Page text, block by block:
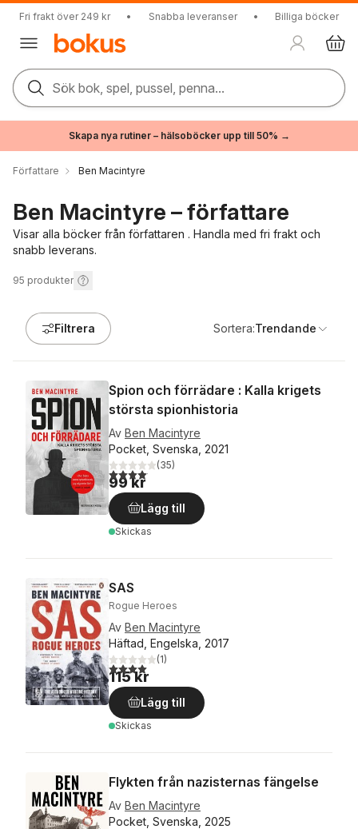
Fri frakt över 249 kr • Snabba leveranser • Billiga böcker
Sök bok, spel, pussel, penna...
Skapa nya rutiner – hälsoböcker upp till 50% →
Författare Ben Macintyre
Ben Macintyre – författare
Visar alla böcker från författaren . Handla med fri frakt och
snabb leverans.
95 produkter
Filtrera Sortera:Trendande
Spion och förrädare : Kalla krigets
största spionhistoria
Av Ben Macintyre
Pocket, Svenska, 2021
4,1utav 5 stjärnor. Totalt antal röster:
(35)
99 kr
Lägg till
Skickas
SAS
Rogue Heroes
Av Ben Macintyre
Häftad, Engelska, 2017
4,0utav 5 stjärnor. Totalt antal röster:
(1)
115 kr
Lägg till
Skickas
Flykten från nazisternas fängelse
Av Ben Macintyre
Pocket, Svenska, 2025